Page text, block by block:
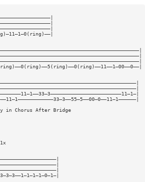
in Chorus After Bridge